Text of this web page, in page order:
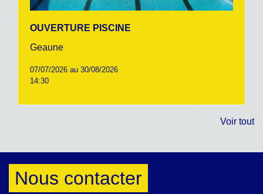
OUVERTURE PISCINE
Geaune
07/07/2026 au 30/08/2026
14:30
Voir tout
Nous contacter